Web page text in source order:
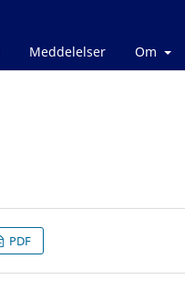
Meddelelser Om
PDF